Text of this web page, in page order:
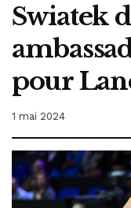
Swiatek
pour
1 mai 2024